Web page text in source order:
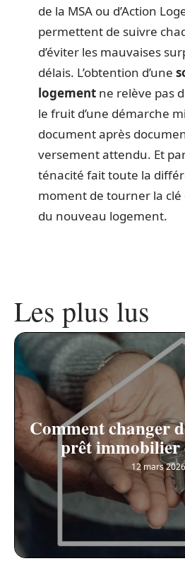
de la MSA ou d’Action
permettent de suivre
d’éviter les mauvaises
délais. L’obtention d’une
logement ne relève pas
le fruit d’une démarche
document après
versement attendu. Et
ténacité fait toute la
moment de tourner la clé
du nouveau logement.
Les plus lus
Comment changer
prêt immobilier
12 mars 2026